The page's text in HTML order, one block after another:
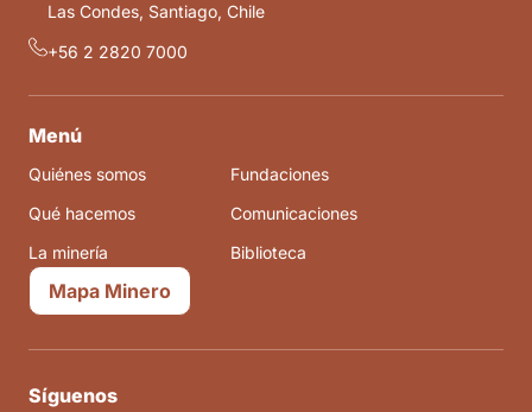
Las Condes, Santiago, Chile
+56 2 2820 7000
Menú
Quiénes somos
Qué hacemos
La minería
Fundaciones
Comunicaciones
Biblioteca
Mapa Minero
Síguenos